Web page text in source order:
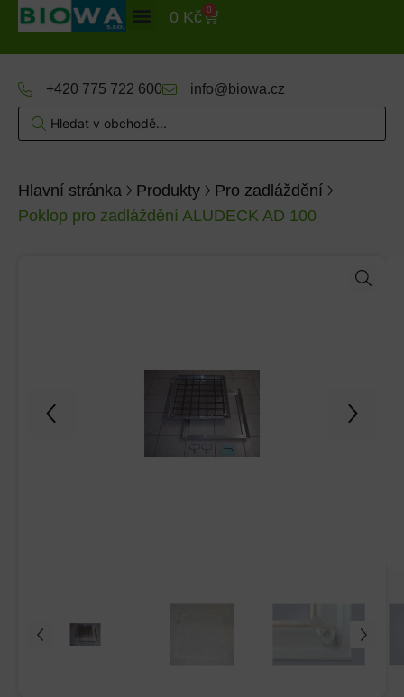
0 Kč 0
+420 775 722 600 info@biowa.cz
Hlavní stránka Produkty
Pro zadláždění
Poklop pro zadláždění ALUDECK AD 100